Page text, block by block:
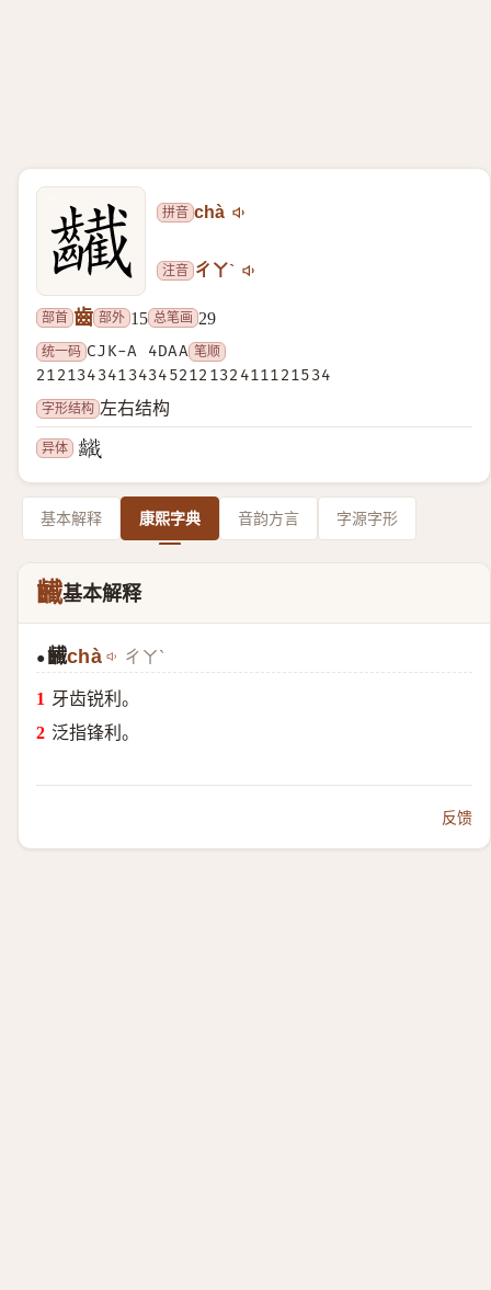
拼音 chà
注音 ㄔㄚˋ
部首 齒 部外 15 总笔画 29
统一码 CJK-A 4DAA 笔顺
21213434134345212132411121534
字形结构 左右结构
异体
基本解释 康熙字典 音韵方言 字源字形
䶪基本解释
●䶪chà ㄔㄚˋ
牙齿锐利。
泛指锋利。
反馈